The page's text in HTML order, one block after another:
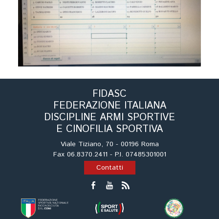
FIDASC
FEDERAZIONE ITALIANA
DISCIPLINE ARMI SPORTIVE
E CINOFILIA SPORTIVA
Viale Tiziano, 70 - 00196 Roma
Fax 06.8370.2411 - P.I. 07485301001
Contatti
Tiro a Palla
Tiro con l'arco da caccia
Field Target
Paintball
Softair
Cinofilia Sportiva
Agility
DiscDog
Dog Trail